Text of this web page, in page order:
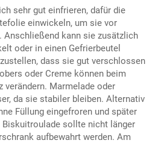
sehr gut einfrieren, dafür die
einwickeln, um sie vor
Anschließend kann sie zusätzlich
oder in einen Gefrierbeutel
dass sie gut verschlossen
oder Creme können beim
verändern. Marmelade oder
da sie stabiler bleiben. Alternativ
Füllung eingefroren und später
sollte nicht länger
aufbewahrt werden. Am